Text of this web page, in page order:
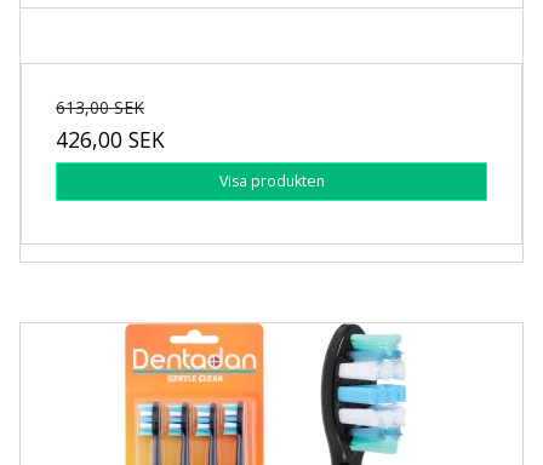
613,00 SEK
426,00 SEK
Visa produkten